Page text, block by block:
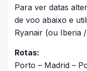
Para ver datas
de voo abaixo e
Ryanair (ou Iberia
Rotas:
Porto – Madrid –